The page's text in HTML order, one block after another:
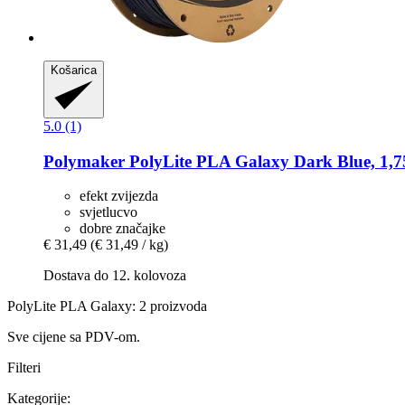
Košarica
5.0 (1)
Polymaker PolyLite PLA Galaxy Dark Blue,
efekt zvijezda
svjetlucvo
dobre značajke
€ 31,49 (€ 31,49 / kg)
Dostava do 12. kolovoza
PolyLite PLA Galaxy: 2 proizvoda
Sve cijene sa PDV-om.
Filteri
Kategorije: